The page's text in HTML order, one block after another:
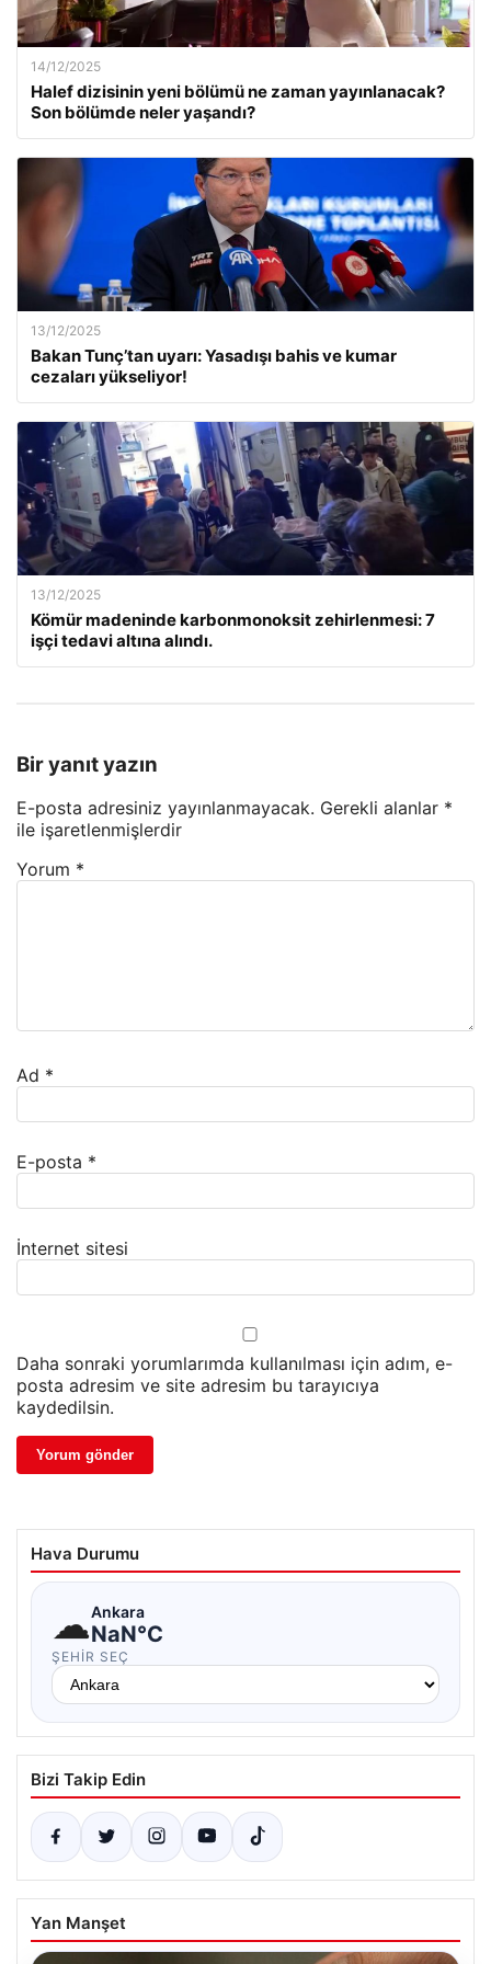
14/12/2025
Halef dizisinin yeni bölümü ne zaman yayınlanacak?
Son bölümde neler yaşandı?
13/12/2025
Bakan Tunç’tan uyarı: Yasadışı bahis ve kumar
cezaları yükseliyor!
13/12/2025
Kömür madeninde karbonmonoksit zehirlenmesi: 7
işçi tedavi altına alındı.
Bir yanıt yazın
E-posta adresiniz yayınlanmayacak. Gerekli alanlar *
ile işaretlenmişlerdir
Yorum *
Ad *
E-posta *
İnternet sitesi
Daha sonraki yorumlarımda kullanılması için adım, e-
posta adresim ve site adresim bu tarayıcıya
kaydedilsin.
Hava Durumu
☁Ankara
NaN°C
ŞEHIR SEÇ
Bizi Takip Edin
Yan Manşet